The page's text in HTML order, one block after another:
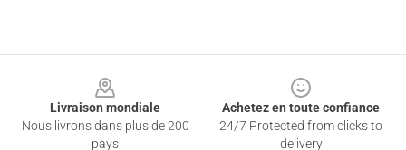
Livraison mondiale
Nous livrons dans plus de 200
pays
Achetez en toute confiance
24/7 Protected from clicks to
delivery